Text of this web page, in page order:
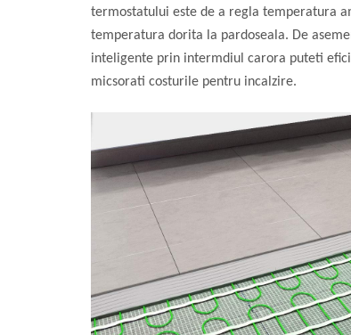
termostatului este de a regla temperatura
temperatura dorita la pardoseala. De
inteligente prin intermdiul carora puteti
micsorati costurile pentru incalzire.